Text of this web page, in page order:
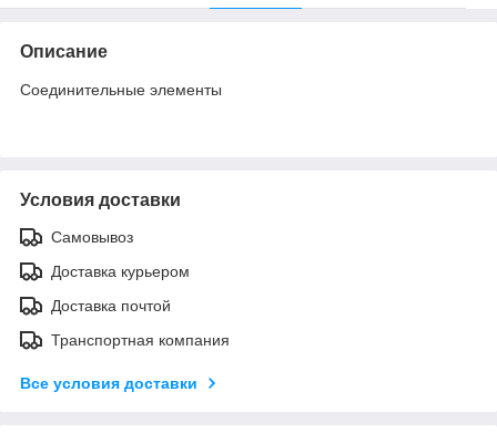
Описание
Соединительные элементы
Условия доставки
Самовывоз
Доставка курьером
Доставка почтой
Транспортная компания
Все условия доставки